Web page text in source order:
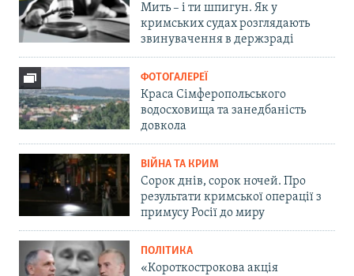
Мить – і ти шпигун. Як у
кримських судах розглядають
звинувачення в держзраді
ФОТОГАЛЕРЕЇ
Краса Сімферопольського
водосховища та занедбаність
довкола
ВІЙНА ТА КРИМ
Сорок днів, сорок ночей. Про
результати кримської операції з
примусу Росії до миру
ПОЛІТИКА
«Короткострокова акція